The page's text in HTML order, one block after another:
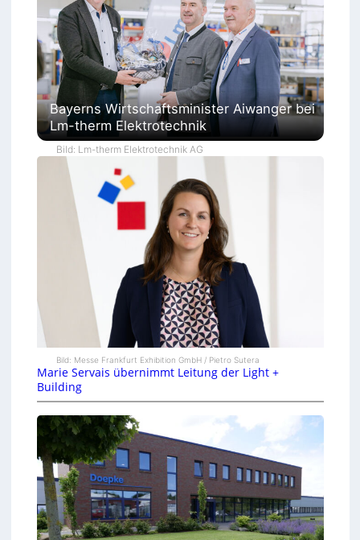
Bayerns Wirtschaftsminister Aiwanger bei
Lm-therm Elektrotechnik
Bild: Lm-therm Elektrotechnik AG
Bild: Messe Frankfurt Exhibition GmbH / Pietro Sutera
Marie Servais übernimmt Leitung der Light +
Building